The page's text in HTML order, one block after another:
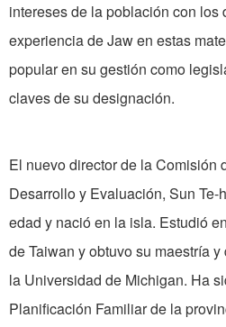
intereses de la población con
experiencia de Jaw en estas
popular en su gestión como
claves de su designación.
El nuevo director de la Comisión
Desarrollo y Evaluación, Sun
edad y nació en la isla. Estudió
de Taiwan y obtuvo su maestría
la Universidad de Michigan. Ha
Planificación Familiar de la